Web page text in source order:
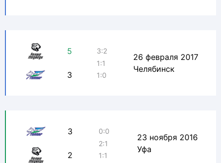
5
3
3:2
1:1
1:0
26 февраля 2017
Челябинск
3
2
0:0
2:1
1:1
23 ноября 2016
Уфа